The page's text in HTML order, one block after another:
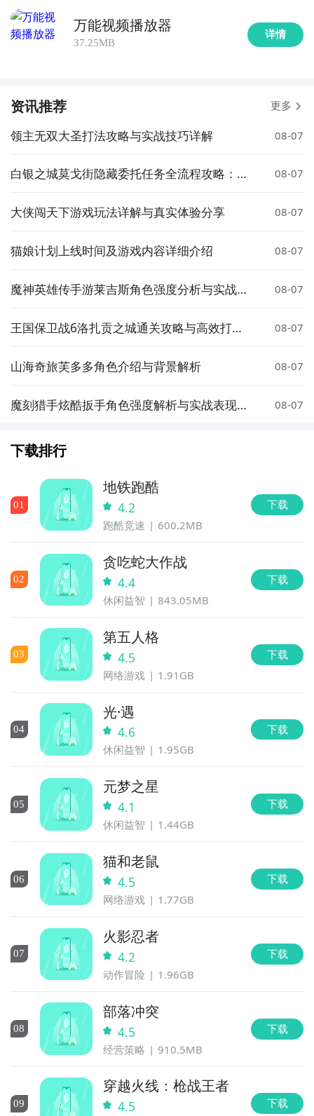
一个重要的里程碑——5000万！这款游戏自2022年7月
13日在全平台上线以来，迅速赢得了玩家的喜爱和认
正式突破5000万大关！自2022年7月13日全平台上线以
绩。在游戏上线的最初2小时内，它就迅速登顶App
竞争力。
万能视频播放器
37.25MB
详情
资讯推荐 更多
领主无双大圣打法攻略与实战技巧详解 08-07
白银之城莫戈街隐藏委托任务全流程攻略：触
08-07
大侠闯天下游戏玩法详解与真实体验分享 08-07
猫娘计划上线时间及游戏内容详细介绍 08-07
魔神英雄传手游莱吉斯角色强度分析与实战搭
08-07
王国保卫战6洛扎贡之城通关攻略与高效打法
08-07
山海奇旅芙多多角色介绍与背景解析 08-07
魔刻猎手炫酷扳手角色强度解析与实战表现评
08-07
下载排行
01
地铁跑酷
4.2
跑酷竞速 600.2MB
下载
02
贪吃蛇大作战
4.4
休闲益智 843.05MB
下载
03
第五人格
4.5
网络游戏 1.91GB
下载
04
光·遇
4.6
休闲益智 1.95GB
下载
05
元梦之星
4.1
休闲益智 1.44GB
下载
06
猫和老鼠
4.5
网络游戏 1.77GB
下载
07
火影忍者
4.2
动作冒险 1.96GB
下载
08
部落冲突
4.5
经营策略 910.5MB
下载
09
穿越火线：枪战王者
4.5 下载